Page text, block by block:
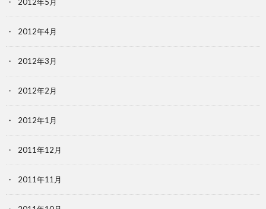
2012年4月
2012年3月
2012年2月
2012年1月
2011年12月
2011年11月